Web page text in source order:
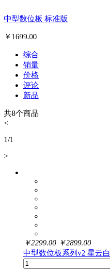
中型数位板 标准版
￥ 1699.00
综合
销量
价格
评论
新品
共8个商品
<
1/1
>
￥2299.00 ￥2899.00
中型数位板系列v2 星云白